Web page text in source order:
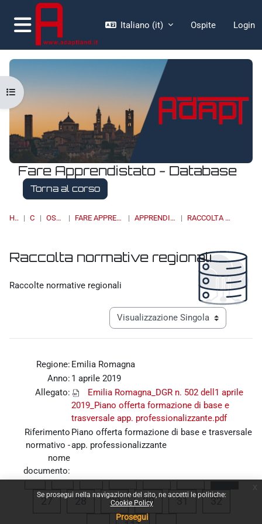
Vai al contenuto principale
Se prosegui nella navigazione del sito, ne accetti le politiche:
Cookie Policy
Prosegui
Pannello laterale
Italiano ‎(it)‎ Ospite Login
Fare Apprendistato - Database
Torna al corso
HOME CORSI OSSERVATORI FARE APPRENDISTATO - DATABASE APPRENDISTATO DI II LIVELLO RACCOLTA NORMATIVE REGIONALI
Apri indice del corso
Raccolta normative regionali
Raccolte normative regionali
Navigazione terziaria modalità
Regione: Emilia Romagna
Anno: 1 aprile 2019
Allegato:
Emilia Romagna_DGR n. 502 dell1 aprile
2019_Piano offerta formazione di base e
trasversale app. professionalizzante.pdf
Riferimento
normativo -
nome
documento:
Piano offerta formazione di base e trasversale
app. professionalizzante
«Pagina precedente
1Pagina 1
… 23 24 25 26
27Pagina 27
28Pagina 28
29Pagina 29
30Pagina 30
31Pagina 31
32Pagina